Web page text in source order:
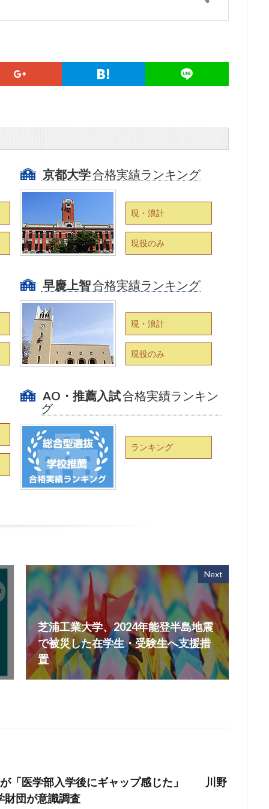
京都大学合格実績ランキング
現・浪計
現役のみ
早慶上智合格実績ランキング
現・浪計
現役のみ
AO・推薦入試合格実績ランキン
グ
ランキング
Next
芝浦工業大学、2024年能登半島地震
で被災した在学生・受験生へ支援措
置
が「医学部入学後にギャップ感じた」 川野
財団が意識調査